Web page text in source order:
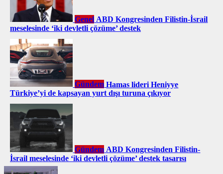
Genel ABD Kongresinden Filistin-İsrail
meselesinde ‘iki devletli çözüme’ destek
Gündem Hamas lideri Heniyye
Türkiye’yi de kapsayan yurt dışı turuna çıkıyor
Gündem ABD Kongresinden Filistin-
İsrail meselesinde ‘iki devletli çözüme’ destek tasarısı